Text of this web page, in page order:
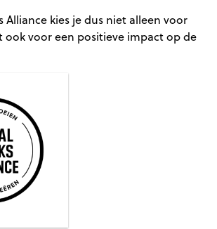
Alliance kies je dus niet alleen voor
ook voor een positieve impact op de